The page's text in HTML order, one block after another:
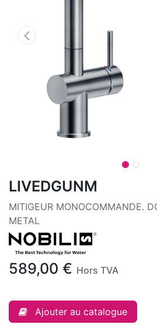
LIVEDGUNM
MITIGEUR MONOCOMMANDE.
METAL
589,00 € Hors TVA
Ajouter au catalogue